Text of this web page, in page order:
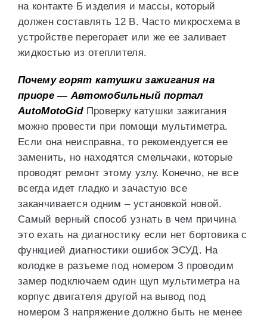
на контакте Б изделия и массы, который
должен составлять 12 В. Часто микросхема в
устройстве перегорает или же ее заливает
жидкостью из отеплителя.
Почему горят катушки зажигания на
приоре — Автомобильный портал
AutoMotoGidПроверку катушки зажигания
можно провести при помощи мультиметра.
Если она неисправна, то рекомендуется ее
заменить, но находятся смельчаки, которые
проводят ремонт этому узлу. Конечно, не все
всегда идет гладко и зачастую все
заканчивается одним – установкой новой.
Самый верный способ узнать в чем причина
это ехать на диагностику если нет бортовика с
функцией диагностики ошибок ЭСУД. На
колодке в разъеме под номером 3 проводим
замер подключаем один щуп мультиметра на
корпус двигателя другой на вывод под
номером 3 напряжение должно быть не менее